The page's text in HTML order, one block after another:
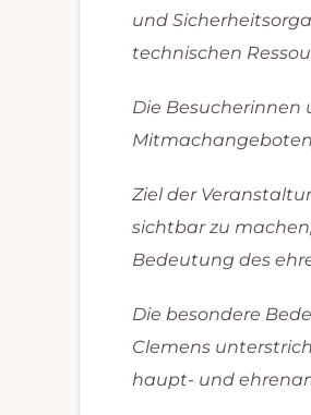
und
technischen
Die
Ziel der
sichtbar zu
Bedeutung des
Die besondere
Clemens
haupt- und